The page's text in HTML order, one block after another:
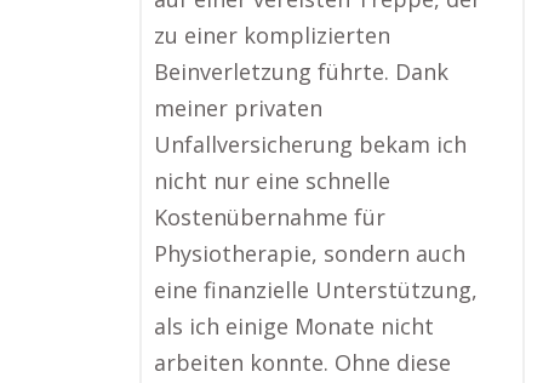
zu einer komplizierten
Beinverletzung führte. Dank
meiner privaten
Unfallversicherung bekam ich
nicht nur eine schnelle
Kostenübernahme für
Physiotherapie, sondern auch
eine finanzielle Unterstützung,
als ich einige Monate nicht
arbeiten konnte. Ohne diese